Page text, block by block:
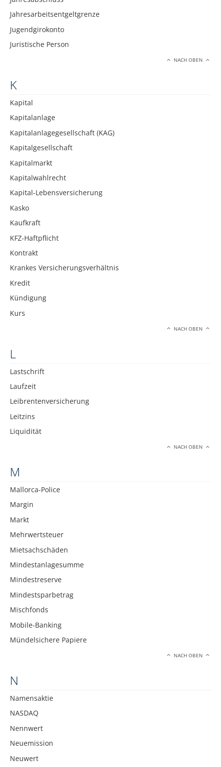
Jahresarbeitsentgeltgrenze
Jugendgirokonto
Juristische Person
NACH OBEN
K
Kapital
Kapitalanlage
Kapitalanlagegesellschaft (KAG)
Kapitalgesellschaft
Kapitalmarkt
Kapitalwahlrecht
Kapital-Lebensversicherung
Kasko
Kaufkraft
KFZ-Haftpflicht
Kontrakt
Krankes Versicherungsverhältnis
Kredit
Kündigung
Kurs
NACH OBEN
L
Lastschrift
Laufzeit
Leibrentenversicherung
Leitzins
Liquidität
NACH OBEN
M
Mallorca-Police
Margin
Markt
Mehrwertsteuer
Mietsachschäden
Mindestanlagesumme
Mindestreserve
Mindestsparbetrag
Mischfonds
Mobile-Banking
Mündelsichere Papiere
NACH OBEN
N
Namensaktie
NASDAQ
Nennwert
Neuemission
Neuwert